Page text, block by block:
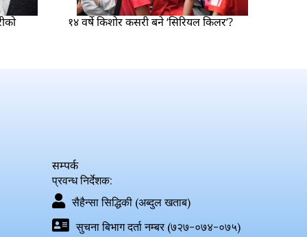
१४ वर्षे किशोर कसरी बने ‘सिरियल किलर’?
सम्पर्क
प्रवन्ध निर्देशक:
सैहैन्सा सिद्धिकी (अब्दुल खताब)
सुचना बिभाग दर्ता नम्बर (७२७-०७४-०७५)